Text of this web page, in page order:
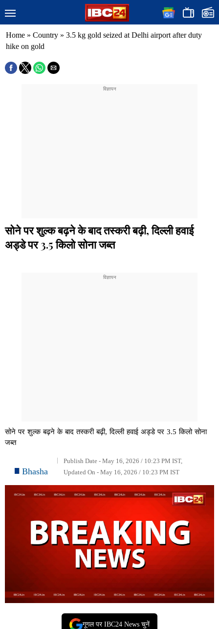
Home » Country » 3.5 kg gold seized at Delhi airport after duty
hike on gold
सोने पर शुल्क बढ़ने के बाद तस्करी बढ़ी, दिल्ली हवाई
अड्डे पर 3.5 किलो सोना जब्त
सोने पर शुल्क बढ़ने के बाद तस्करी बढ़ी, दिल्ली हवाई अड्डे पर 3.5 किलो सोना
जब्त
Bhasha
Publish Date - May 16, 2026 / 10:23 PM IST,
Updated On - May 16, 2026 / 10:23 PM IST
गूगल पर IBC24 News चुनें